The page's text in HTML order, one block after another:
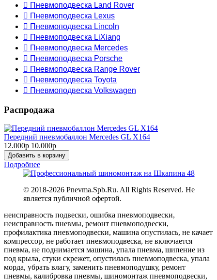
 Пневмоподвеска Land Rover
 Пневмоподвеска Lexus
 Пневмоподвеска Lincoln
 Пневмоподвеска LiXiang
 Пневмоподвеска Mercedes
 Пневмоподвеска Porsche
 Пневмоподвеска Range Rover
 Пневмоподвеска Toyota
 Пневмоподвеска Volkswagen
Распродажа
Передний пневмобаллон Mercedes GL X164
12.000р 10.000р
Добавить в корзину
Подробнее
© 2018-2026 Pnevma.Spb.Ru. All Rights Reserved. Не
является публичной офертой.
неисправность подвески, ошибка пневмоподвески,
неисправность пневмы, ремонт пневмоподвески,
профилактика пневмоподвески, машина опустилась, не качает
компрессор, не работает пневмоподвеска, не включается
пневма, не поднимается машина, упала пневма, шипение из
под крыла, стуки скрежет, опустилась пневмоподвеска, упала
морда, убрать влагу, заменить пневмоподушку, ремонт
пневмы, калибровка пневмы, шиномонтаж пневмоподвески,